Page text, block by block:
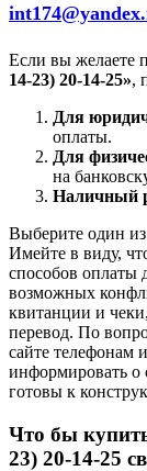
Если вы желаете
14-23) 20-14-25»,
Для
оплаты.
Для
на
Наличный
Выберите один
Имейте в виду,
способов оплаты
возможных
квитанции и
перевод. По
сайте телефонам
информировать о
готовы к
Что бы
23) 20-14-25